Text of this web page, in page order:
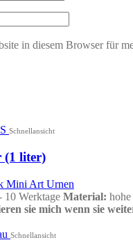
in diesem Browser für
Schnellansicht
(1 liter)
Mini Art Urnen
10 Werktage Material:
sie mich wenn sie
Schnellansicht